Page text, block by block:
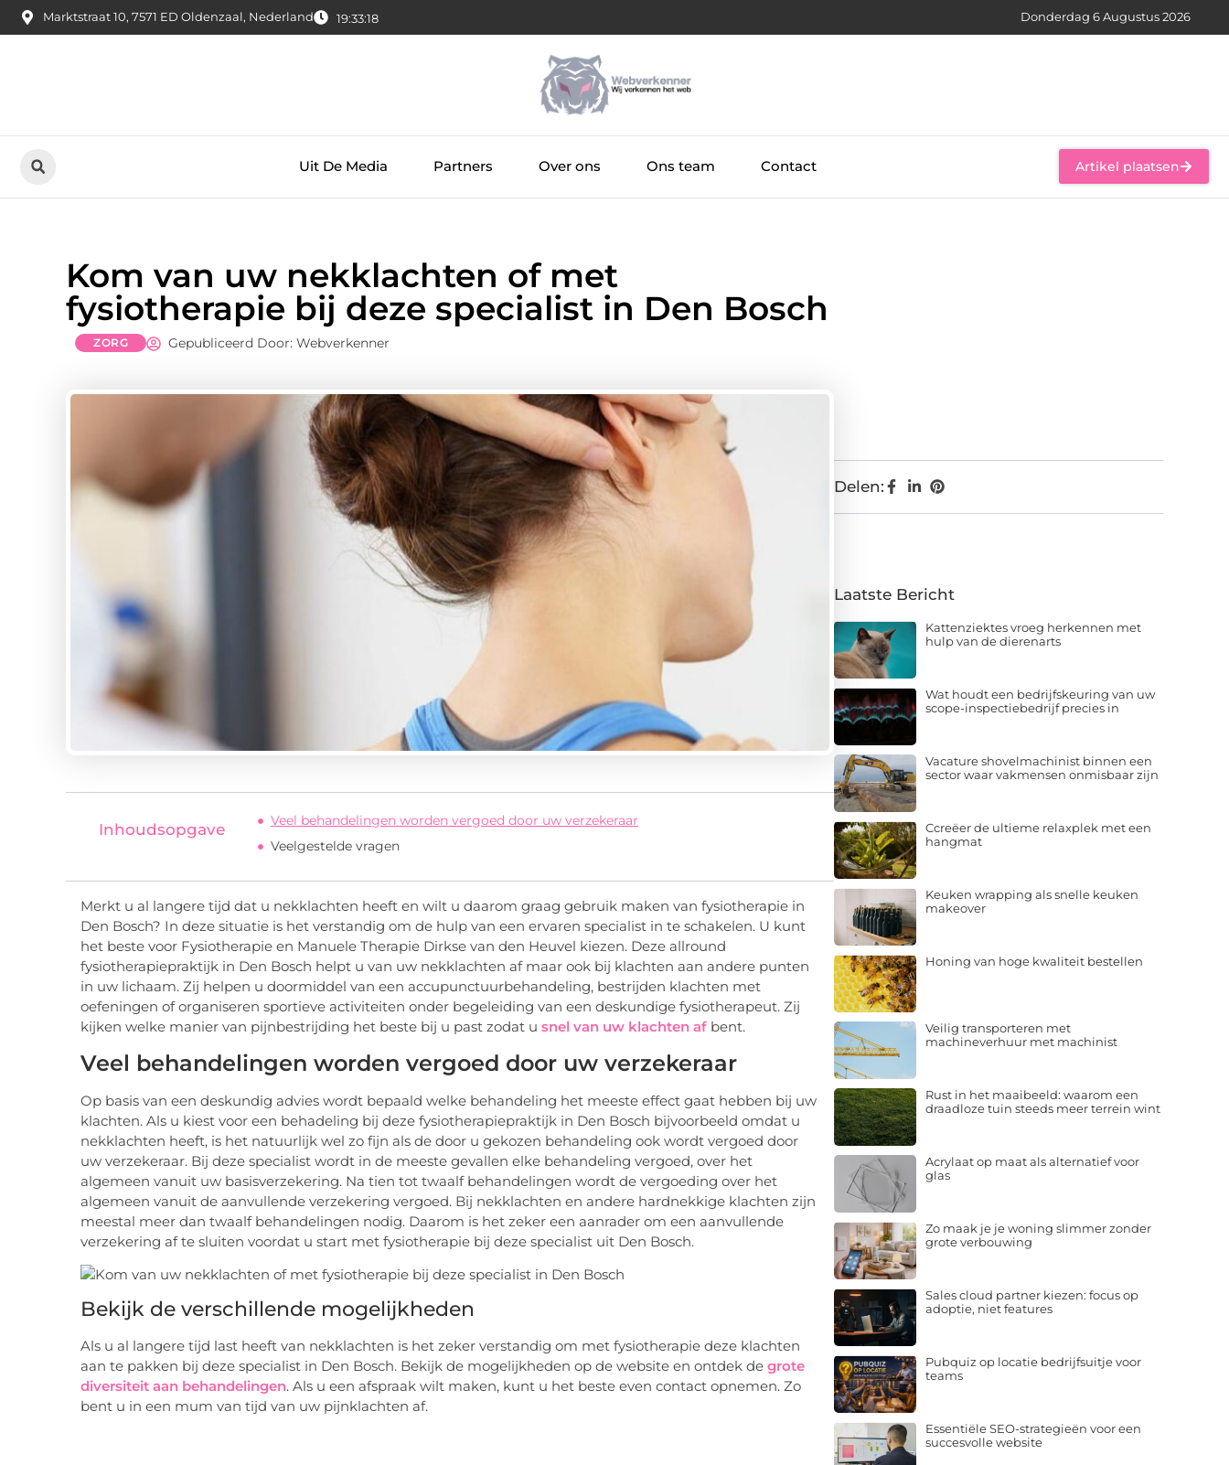
Marktstraat 10, 7571 ED Oldenzaal, Nederland 19:33:19 Donderdag 6 Augustus 2026
Uit De Media Partners Over ons Ons team Contact Artikel plaatsen
Kom van uw nekklachten of met
fysiotherapie bij deze specialist in Den Bosch
ZORG Gepubliceerd Door: Webverkenner
Inhoudsopgave
Veel behandelingen worden vergoed door uw verzekeraar
Veelgestelde vragen
Merkt u al langere tijd dat u nekklachten heeft en wilt u daarom graag gebruik maken van fysiotherapie in
Den Bosch? In deze situatie is het verstandig om de hulp van een ervaren specialist in te schakelen. U kunt
het beste voor Fysiotherapie en Manuele Therapie Dirkse van den Heuvel kiezen. Deze allround
fysiotherapiepraktijk in Den Bosch helpt u van uw nekklachten af maar ook bij klachten aan andere punten
in uw lichaam. Zij helpen u doormiddel van een accupunctuurbehandeling, bestrijden klachten met
oefeningen of organiseren sportieve activiteiten onder begeleiding van een deskundige fysiotherapeut. Zij
kijken welke manier van pijnbestrijding het beste bij u past zodat u snel van uw klachten af bent.
Veel behandelingen worden vergoed door uw verzekeraar
Op basis van een deskundig advies wordt bepaald welke behandeling het meeste effect gaat hebben bij uw
klachten. Als u kiest voor een behadeling bij deze fysiotherapiepraktijk in Den Bosch bijvoorbeeld omdat u
nekklachten heeft, is het natuurlijk wel zo fijn als de door u gekozen behandeling ook wordt vergoed door
uw verzekeraar. Bij deze specialist wordt in de meeste gevallen elke behandeling vergoed, over het
algemeen vanuit uw basisverzekering. Na tien tot twaalf behandelingen wordt de vergoeding over het
algemeen vanuit de aanvullende verzekering vergoed. Bij nekklachten en andere hardnekkige klachten zijn
meestal meer dan twaalf behandelingen nodig. Daarom is het zeker een aanrader om een aanvullende
verzekering af te sluiten voordat u start met fysiotherapie bij deze specialist uit Den Bosch.
Bekijk de verschillende mogelijkheden
Als u al langere tijd last heeft van nekklachten is het zeker verstandig om met fysiotherapie deze klachten
aan te pakken bij deze specialist in Den Bosch. Bekijk de mogelijkheden op de website en ontdek de grote
diversiteit aan behandelingen. Als u een afspraak wilt maken, kunt u het beste even contact opnemen. Zo
bent u in een mum van tijd van uw pijnklachten af.
Delen:
Laatste Bericht
Kattenziektes vroeg herkennen met
hulp van de dierenarts
Wat houdt een bedrijfskeuring van uw
scope-inspectiebedrijf precies in
Vacature shovelmachinist binnen een
sector waar vakmensen onmisbaar zijn
Ccreëer de ultieme relaxplek met een
hangmat
Keuken wrapping als snelle keuken
makeover
Honing van hoge kwaliteit bestellen
Veilig transporteren met
machineverhuur met machinist
Rust in het maaibeeld: waarom een
draadloze tuin steeds meer terrein wint
Acrylaat op maat als alternatief voor
glas
Zo maak je je woning slimmer zonder
grote verbouwing
Sales cloud partner kiezen: focus op
adoptie, niet features
Pubquiz op locatie bedrijfsuitje voor
teams
Essentiële SEO-strategieën voor een
succesvolle website